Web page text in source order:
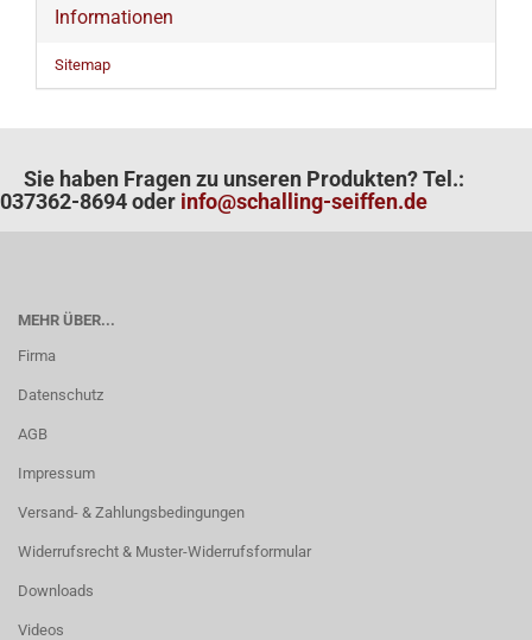
Informationen
Sitemap
Sie haben Fragen zu unseren Produkten? Tel.:
037362-8694 oder info@schalling-seiffen.de
MEHR ÜBER...
Firma
Datenschutz
AGB
Impressum
Versand- & Zahlungsbedingungen
Widerrufsrecht & Muster-Widerrufsformular
Downloads
Videos